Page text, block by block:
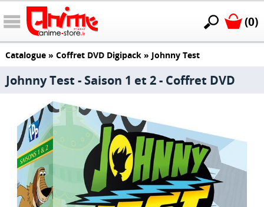
(0)
Catalogue» Coffret DVD Digipack» Johnny Test
Johnny Test - Saison 1 et 2 - Coffret DVD